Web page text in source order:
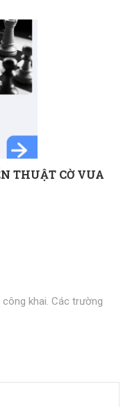
THUẬT CỜ VUA
khai. Các trường